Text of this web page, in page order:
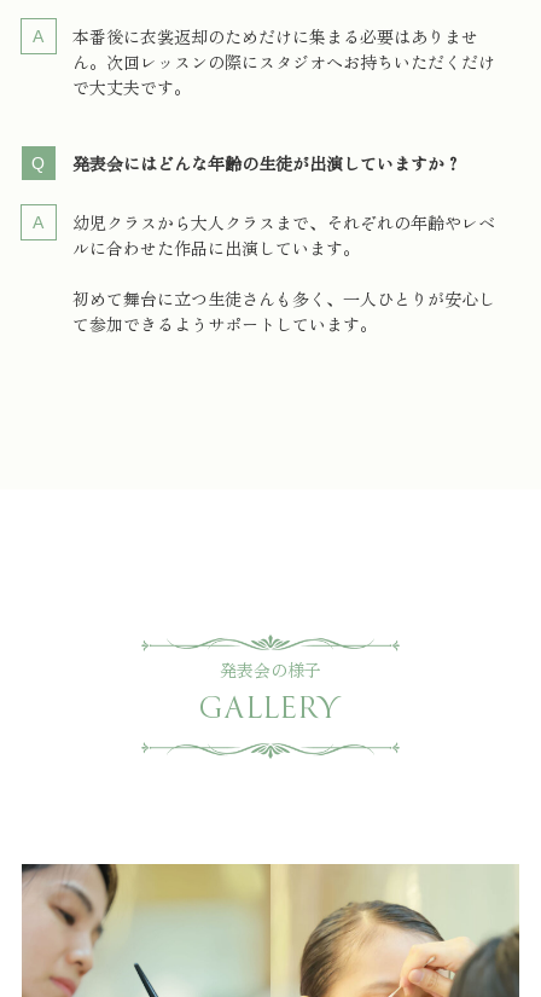
本番後に衣裳返却のためだけに集まる必要はありませ
ん。次回レッスンの際にスタジオへお持ちいただくだけ
で大丈夫です。
発表会にはどんな年齢の生徒が出演していますか？
幼児クラスから大人クラスまで、それぞれの年齢やレベ
ルに合わせた作品に出演しています。
初めて舞台に立つ生徒さんも多く、一人ひとりが安心し
て参加できるようサポートしています。
発表会の様子
GALLERY